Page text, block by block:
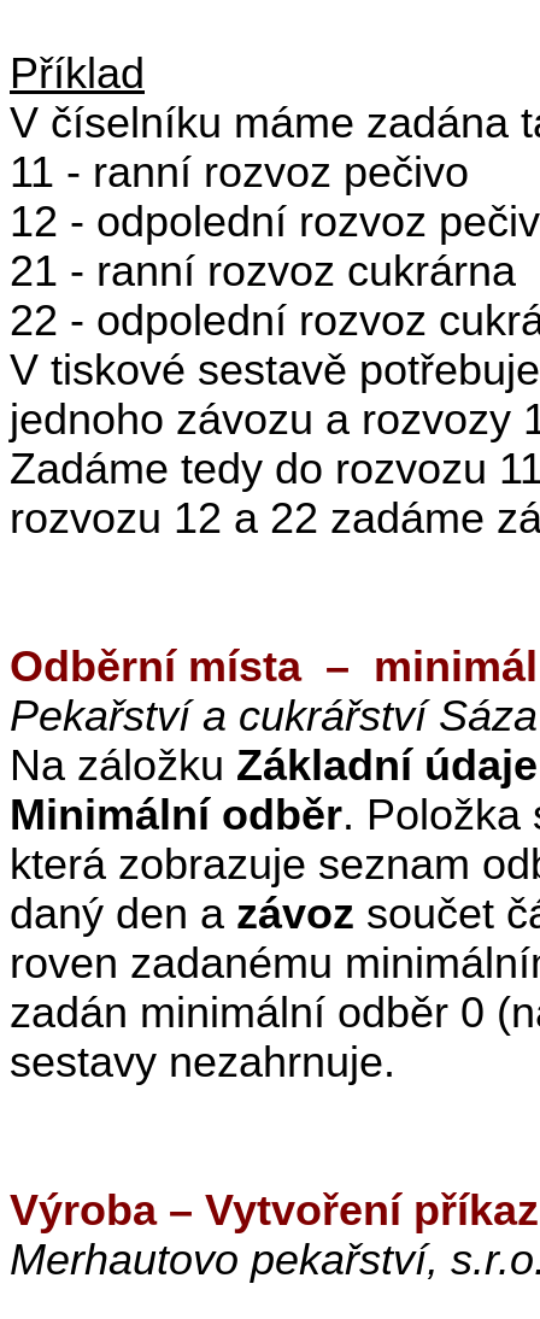
Příklad
V číselníku máme zadána
11 - ranní rozvoz pečivo
12 - odpolední rozvoz
21 - ranní rozvoz cukrárna
22 - odpolední rozvoz
V tiskové sestavě
jednoho závozu a rozvozy
Zadáme tedy do rozvozu
rozvozu 12 a 22 zadáme
Odběrní místa –
Pekařství a cukrářství
Na záložku Základní údaje
Minimální odběr. Položka
která zobrazuje seznam
daný den a závoz součet
roven zadanému
zadán minimální odběr 0
sestavy nezahrnuje.
Výroba – Vytvoření
Merhautovo pekařství,